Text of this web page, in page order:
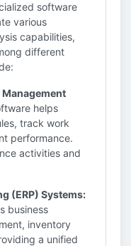
software
various
capabilities,
different
helps
track work
performance.
activities and
(ERP) Systems:
business
inventory
a unified